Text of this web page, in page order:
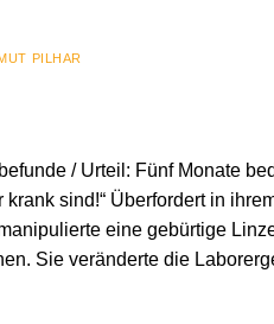
PILHAR
/ Urteil: Fünf Monate
sind!“ Überfordert in
eine gebürtige
Sie veränderte die